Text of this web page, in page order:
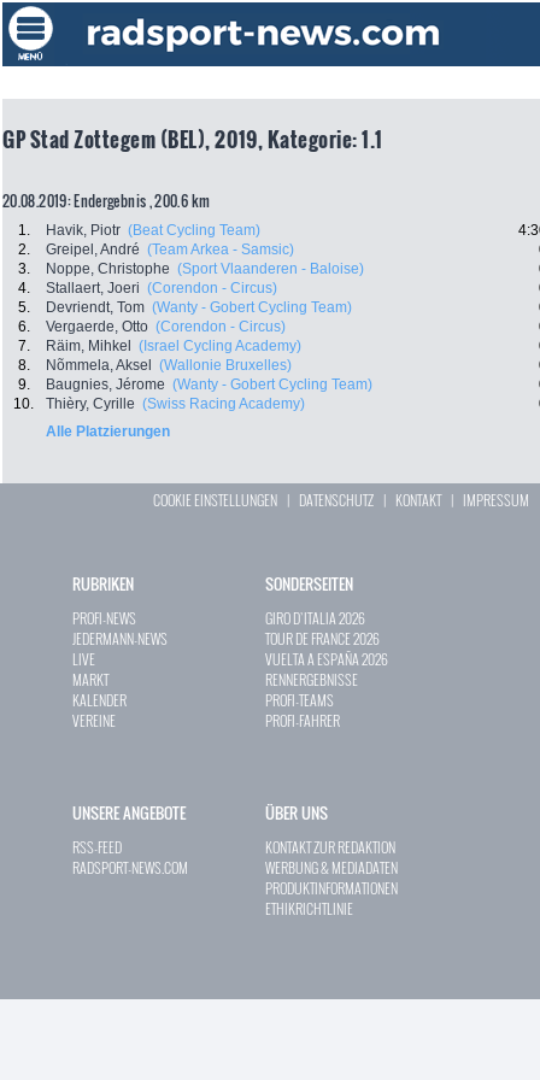
GP Stad Zottegem (BEL), 2019, Kategorie: 1.1
20.08.2019: Endergebnis , 200.6 km
1. Havik, Piotr (Beat Cycling Team)
2.
Greipel, André (Team Arkea - Samsic)
3.
Noppe, Christophe (Sport Vlaanderen - Baloise)
4.
Stallaert, Joeri (Corendon - Circus)
5.
Devriendt, Tom (Wanty - Gobert Cycling Team)
6.
Vergaerde, Otto (Corendon - Circus)
7.
Räim, Mihkel (Israel Cycling Academy)
8.
Nõmmela, Aksel (Wallonie Bruxelles)
9.
Baugnies, Jérome (Wanty - Gobert Cycling Team)
10.
Thièry, Cyrille (Swiss Racing Academy)
Alle Platzierungen
COOKIE EINSTELLUNGEN | DATENSCHUTZ | KONTAKT| IMPRESSUM
RUBRIKEN
PROFI-NEWS
JEDERMANN-NEWS
LIVE
MARKT
KALENDER
VEREINE
SONDERSEITEN
GIRO D`ITALIA 2026
TOUR DE FRANCE 2026
VUELTA A ESPAÑA 2026
RENNERGEBNISSE
PROFI-TEAMS
PROFI-FAHRER
UNSERE ANGEBOTE
RSS-FEED
RADSPORT-NEWS.COM
ÜBER UNS
KONTAKT ZUR REDAKTION
WERBUNG & MEDIADATEN
PRODUKTINFORMATIONEN
ETHIKRICHTLINIE